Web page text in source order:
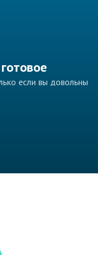
если вы довольны